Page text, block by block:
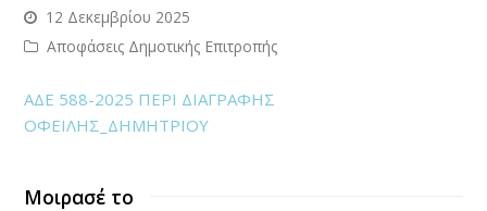
12 Δεκεμβρίου 2025
Αποφάσεις Δημοτικής Επιτροπής
ΑΔΕ 588-2025 ΠΕΡΙ ΔΙΑΓΡΑΦΗΣ
ΟΦΕΙΛΗΣ_ΔΗΜΗΤΡΙΟΥ
Μοιρασέ το